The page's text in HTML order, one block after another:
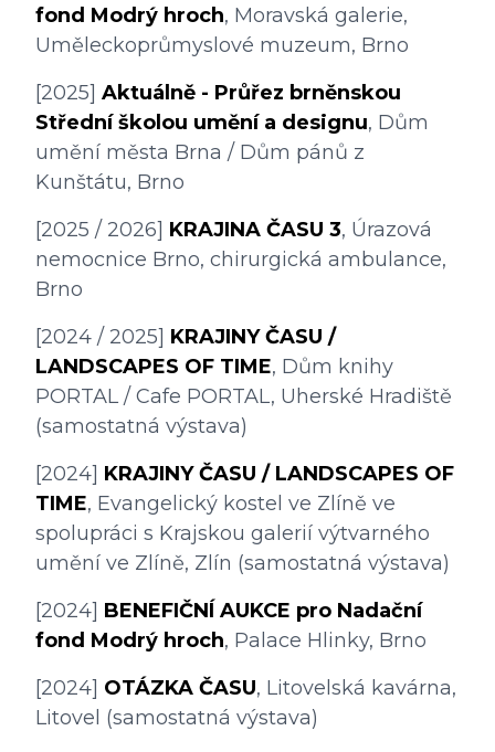
fond Modrý hroch, Moravská galerie,
Uměleckoprůmyslové muzeum, Brno
[2025] Aktuálně - Průřez brněnskou
Střední školou umění a designu, Dům
umění města Brna / Dům pánů z
Kunštátu, Brno
[2025 / 2026] KRAJINA ČASU 3, Úrazová
nemocnice Brno, chirurgická ambulance,
Brno
[2024 / 2025] KRAJINY ČASU /
LANDSCAPES OF TIME, Dům knihy
PORTAL / Cafe PORTAL, Uherské Hradiště
(samostatná výstava)
[2024] KRAJINY ČASU / LANDSCAPES OF
TIME, Evangelický kostel ve Zlíně ve
spolupráci s Krajskou galerií výtvarného
umění ve Zlíně, Zlín (samostatná výstava)
[2024] BENEFIČNÍ AUKCE pro Nadační
fond Modrý hroch, Palace Hlinky, Brno
[2024] OTÁZKA ČASU, Litovelská kavárna,
Litovel (samostatná výstava)